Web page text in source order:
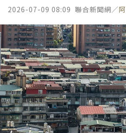
2026-07-09 08:09 聯合新聞網／